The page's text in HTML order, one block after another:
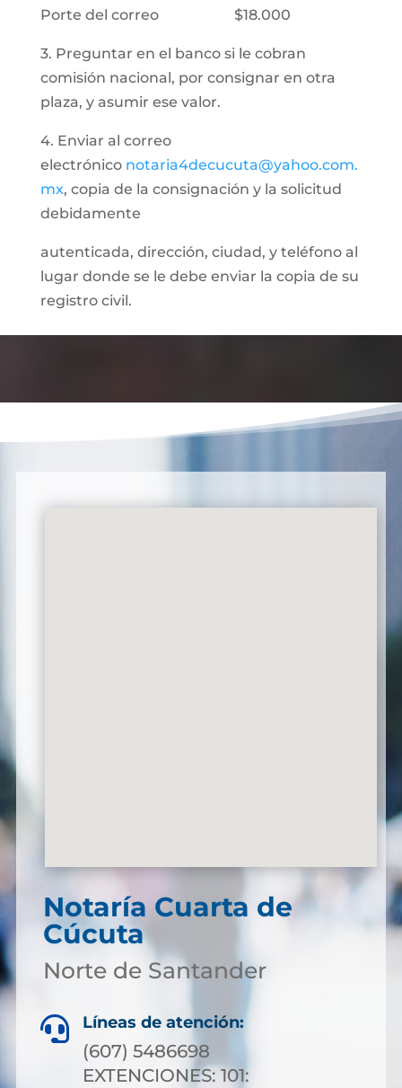
Porte del correo $18.000
3. Preguntar en el banco si le cobran
comisión nacional, por consignar en otra
plaza, y asumir ese valor.
4. Enviar al correo
electrónico notaria4decucuta@yahoo.com.
mx, copia de la consignación y la solicitud
debidamente
autenticada, dirección, ciudad, y teléfono al
lugar donde se le debe enviar la copia de su
registro civil.
Notaría Cuarta de
Cúcuta
Norte de Santander
 Líneas de atención:
(607) 5486698
EXTENCIONES: 101: